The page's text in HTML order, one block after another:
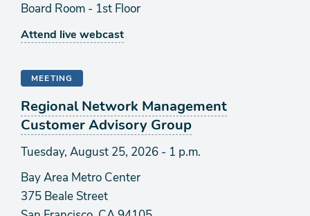
Board Room - 1st Floor
Attend live webcast
MEETING
Regional Network Management
Customer Advisory Group
Tuesday, August 25, 2026 - 1 p.m.
Bay Area Metro Center
375 Beale Street